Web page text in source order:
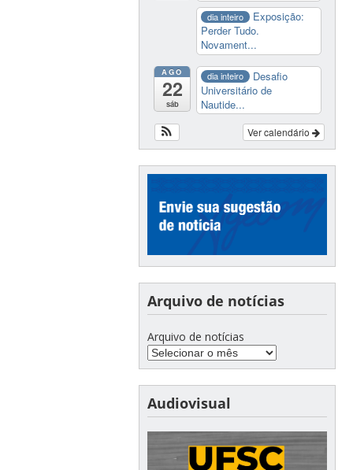
dia inteiro
Exposição:
Perder Tudo.
Novament...
AGO
22
sáb
dia inteiro
Desafio
Universitário de
Nautide...
Ver calendário
Arquivo de notícias
Arquivo de notícias
Audiovisual